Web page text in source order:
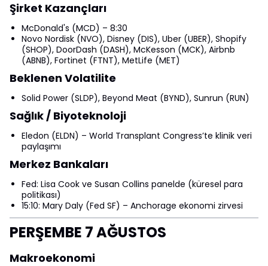
Şirket Kazançları
McDonald's (MCD) – 8:30
Novo Nordisk (NVO), Disney (DIS), Uber (UBER), Shopify
(SHOP), DoorDash (DASH), McKesson (MCK), Airbnb
(ABNB), Fortinet (FTNT), MetLife (MET)
Beklenen Volatilite
Solid Power (SLDP), Beyond Meat (BYND), Sunrun (RUN)
Sağlık / Biyoteknoloji
Eledon (ELDN) – World Transplant Congress’te klinik veri
paylaşımı
Merkez Bankaları
Fed: Lisa Cook ve Susan Collins panelde (küresel para
politikası)
15:10: Mary Daly (Fed SF) – Anchorage ekonomi zirvesi
PERŞEMBE 7 AĞUSTOS
Makroekonomi